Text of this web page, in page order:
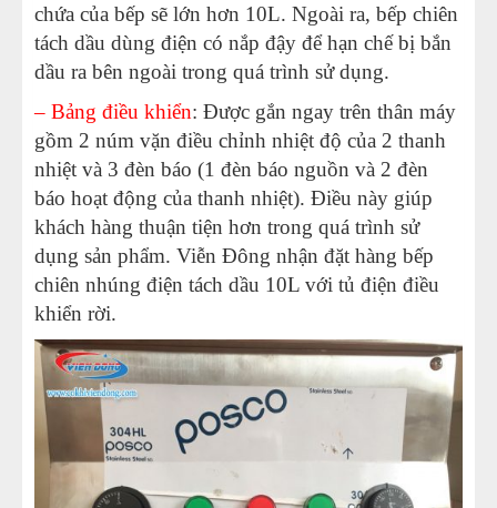
chứa của bếp sẽ lớn hơn 10L. Ngoài ra, bếp chiên
tách dầu dùng điện có nắp đậy để hạn chế bị bắn
dầu ra bên ngoài trong quá trình sử dụng.
– Bảng điều khiển: Được gắn ngay trên thân máy
gồm 2 núm vặn điều chỉnh nhiệt độ của 2 thanh
nhiệt và 3 đèn báo (1 đèn báo nguồn và 2 đèn
báo hoạt động của thanh nhiệt). Điều này giúp
khách hàng thuận tiện hơn trong quá trình sử
dụng sản phẩm. Viễn Đông nhận đặt hàng bếp
chiên nhúng điện tách dầu 10L với tủ điện điều
khiển rời.